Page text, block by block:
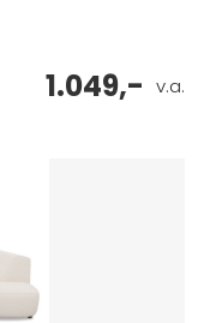
v.a.
1.049,-